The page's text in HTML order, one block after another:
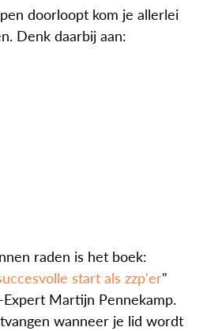
doorloopt kom je allerlei
Denk daarbij aan:
raden is het boek:
start als zzp'er"
Martijn Pennekamp.
wanneer je lid wordt